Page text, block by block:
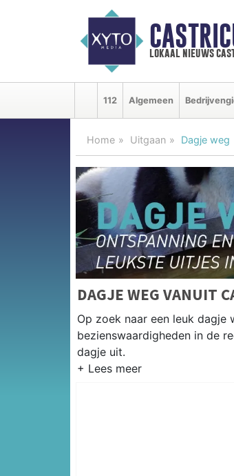
lokaal nieuws
112 Algemeen
Home Uitgaan Dagje weg
DAGJE WEG VANUIT
Op zoek naar een leuk
bezienswaardigheden in de
dagje uit.